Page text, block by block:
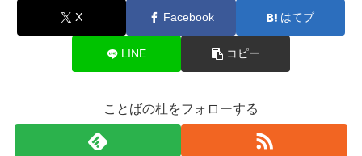
X Facebook はてブ
LINE コピー
ことばの杜をフォローする